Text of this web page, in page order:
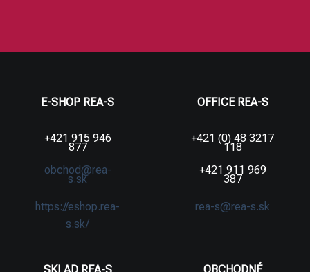
E-SHOP REA-S
+421 915 946
877
obchod@rea-
s.sk
https://eshop.rea-
s.sk/
OFFICE REA-S
+421 (0) 48 3217
118
+421 911 969
387
rea-s@rea-s.sk